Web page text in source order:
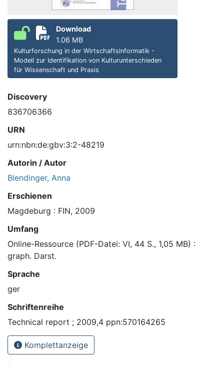
Download
1.06 MB
Kulturforschung in der Wirtschaftsinformatik -
Modell zur Identifikation von Kulturunterschieden
für Wissenschaft und Praxis
Discovery
836706366
URN
urn:nbn:de:gbv:3:2-48219
Autorin / Autor
Blendinger, Anna
Erschienen
Magdeburg : FIN, 2009
Umfang
Online-Ressource (PDF-Datei: VI, 44 S., 1,05 MB) :
graph. Darst.
Sprache
ger
Schriftenreihe
Technical report ; 2009,4 ppn:570164265
Komplettanzeige